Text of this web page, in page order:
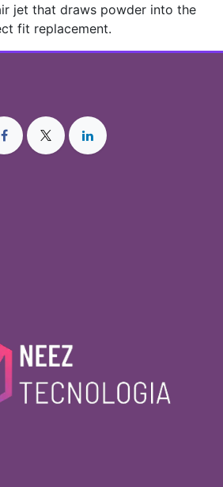
jet that draws powder into the
fit replacement.